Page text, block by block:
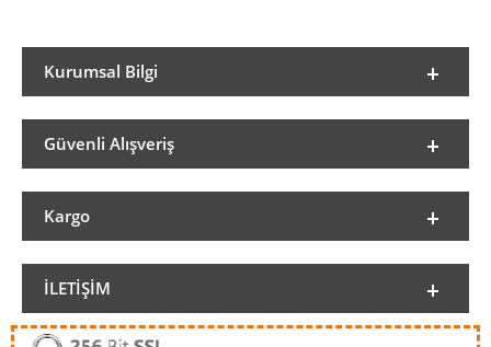
Kurumsal Bilgi
Güvenli Alışveriş
Kargo
İLETIŞIM